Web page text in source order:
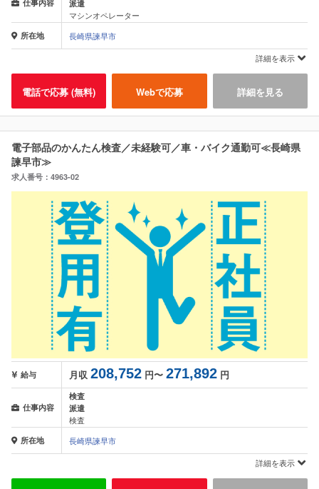
仕事内容
派遣
マシンオペレーター
所在地
長崎県諫早市
詳細を表示
電話で応募 (無料) Webで応募 詳細を見る
電子部品のかんたん検査／未経験可／車・バイク通勤可≪長崎県
諫早市≫
求人番号：4963-02
給与 月収 208,752 円〜 271,892 円
仕事内容
検査
派遣
検査
所在地
長崎県諫早市
詳細を表示